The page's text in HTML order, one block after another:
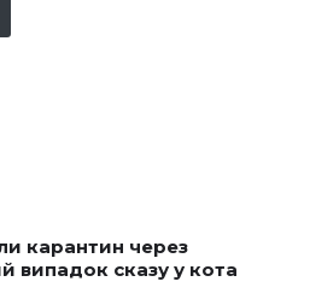
карантин через
випадок сказу у кота